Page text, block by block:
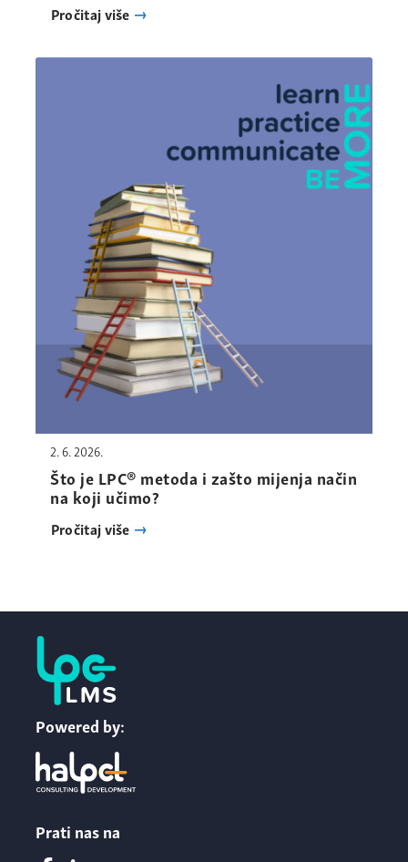
Pročitaj više
2. 6. 2026.
Što je LPC® metoda i zašto mijenja način
na koji učimo?
Pročitaj više
Powered by:
Prati nas na